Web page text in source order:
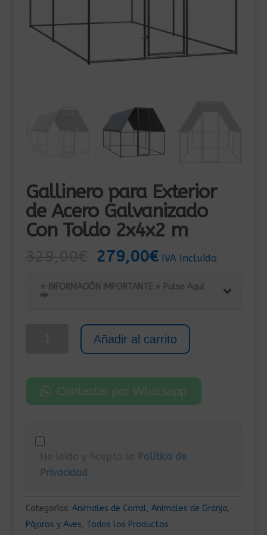
Gallinero para Exterior
de Acero Galvanizado
Con Toldo 2x4x2 m
El
original
329,00€.
279,00€El
actual
279,00€.
IVA Incluído
⭐ INFORMACIÓN IMPORTANTE ⭐ Pulse Aquí
⮕
de
Acero
Toldo
2x4x2
Añadir al carrito
Contactar por Whatsapp
He leído y Acepto la Política de
Privacidad
Categorías: Animales de Corral, Animales de Granja,
Pájaros y Aves, Todos los Productos